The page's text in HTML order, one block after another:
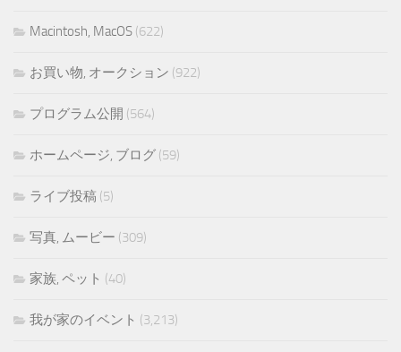
Macintosh, MacOS (622)
お買い物, オークション (922)
プログラム公開 (564)
ホームページ, ブログ (59)
ライブ投稿 (5)
写真, ムービー (309)
家族, ペット (40)
我が家のイベント (3,213)